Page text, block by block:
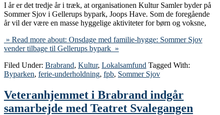
I år er det tredje år i træk, at organisationen Kultur Samler byder på
Sommer Sjov i Gellerups bypark, Joops Have. Som de foregående
år vil der være en masse hyggelige aktiviteter for børn og voksne,
» Read more about: Onsdage med familie-hygge: Sommer Sjov
vender tilbage til Gellerups bypark »
Filed Under: Brabrand, Kultur, Lokalsamfund Tagged With:
Byparken, ferie-underholdning, fpb, Sommer Sjov
Veteranhjemmet i Brabrand indgår
samarbejde med Teatret Svalegangen